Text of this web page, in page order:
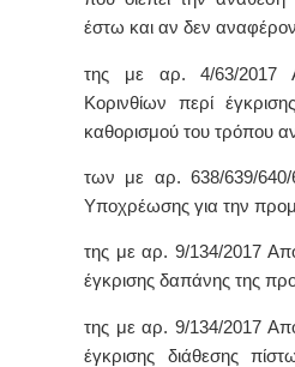
έστω και αν δεν
της με αρ. 4/63/2017
Κορινθίων περί
καθορισμού του τρόπου
των με αρ. 638/639/640/
Υποχρέωσης για την
της με αρ. 9/134/2017
έγκρισης δαπάνης της
της με αρ. 9/134/2017
έγκρισης διάθεσης